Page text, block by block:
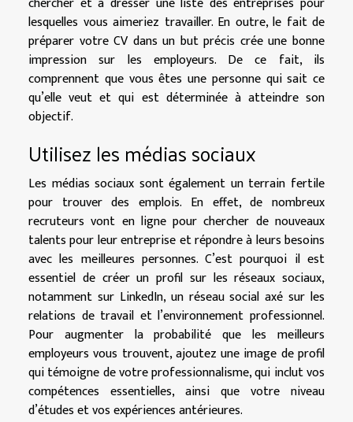
lesquelles vous aimeriez travailler. En outre, le fait de
préparer votre CV dans un but précis crée une bonne
impression sur les employeurs. De ce fait, ils
comprennent que vous êtes une personne qui sait ce
qu’elle veut et qui est déterminée à atteindre son
objectif.
Utilisez les médias sociaux
Les médias sociaux sont également un terrain fertile
pour trouver des emplois. En effet, de nombreux
recruteurs vont en ligne pour chercher de nouveaux
talents pour leur entreprise et répondre à leurs besoins
avec les meilleures personnes. C’est pourquoi il est
essentiel de créer un profil sur les réseaux sociaux,
notamment sur LinkedIn, un réseau social axé sur les
relations de travail et l’environnement professionnel.
Pour augmenter la probabilité que les meilleurs
employeurs vous trouvent, ajoutez une image de profil
qui témoigne de votre professionnalisme, qui inclut vos
compétences essentielles, ainsi que votre niveau
d’études et vos expériences antérieures.